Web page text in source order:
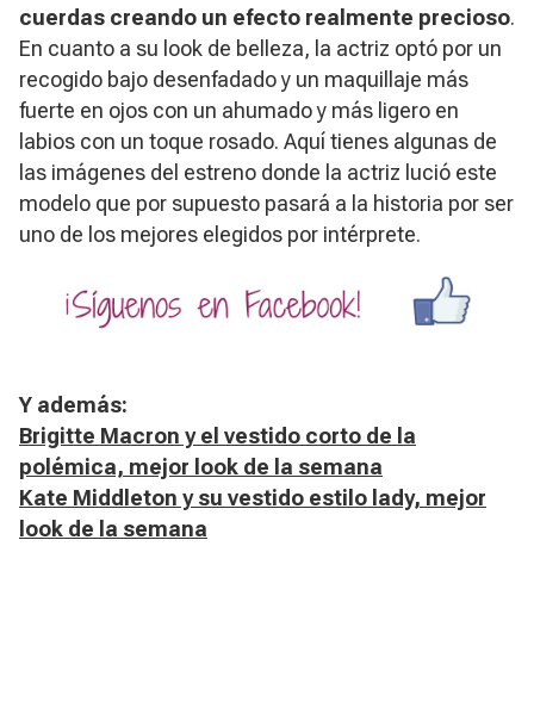
cuerdas creando un efecto realmente precioso.
En cuanto a su look de belleza, la actriz optó por un
recogido bajo desenfadado y un maquillaje más
fuerte en ojos con un ahumado y más ligero en
labios con un toque rosado. Aquí tienes algunas de
las imágenes del estreno donde la actriz lució este
modelo que por supuesto pasará a la historia por ser
uno de los mejores elegidos por intérprete.
Y además:
Brigitte Macron y el vestido corto de la
polémica, mejor look de la semana
Kate Middleton y su vestido estilo lady, mejor
look de la semana